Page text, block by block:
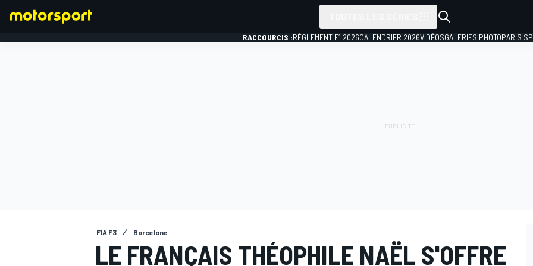
RACCOURCIS :RÈGLEMENT F1 2026CALENDRIER 2026VIDÉOSGALERIES PHOTOPARIS
FIA F3 Barcelone
LE FRANÇAIS THÉOPHILE NAËL S'OFFRE